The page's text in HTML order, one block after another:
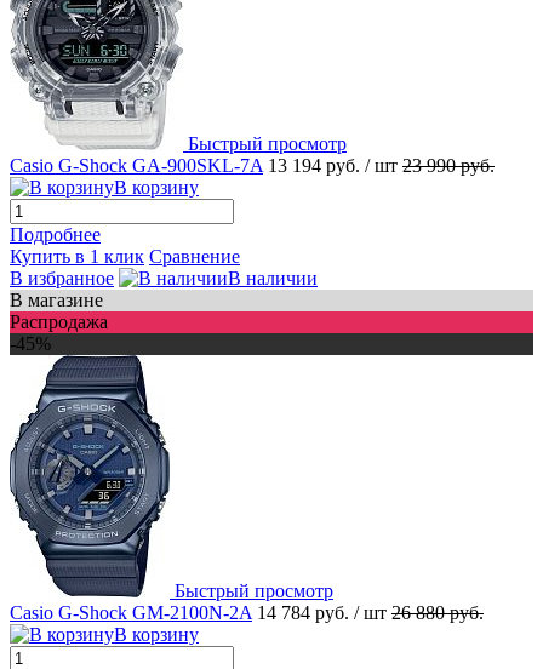
Быстрый просмотр
Casio G-Shock GA-900SKL-7A 13 194 руб. / шт 23 990 руб.
В корзину
Подробнее
Купить в 1 клик Сравнение
В избранное
В наличии
В магазине
Распродажа
-45%
Быстрый просмотр
Casio G-Shock GM-2100N-2A 14 784 руб. / шт 26 880 руб.
В корзину